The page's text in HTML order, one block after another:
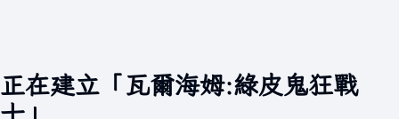
正在建立「瓦爾海姆:綠皮鬼狂戰
士」